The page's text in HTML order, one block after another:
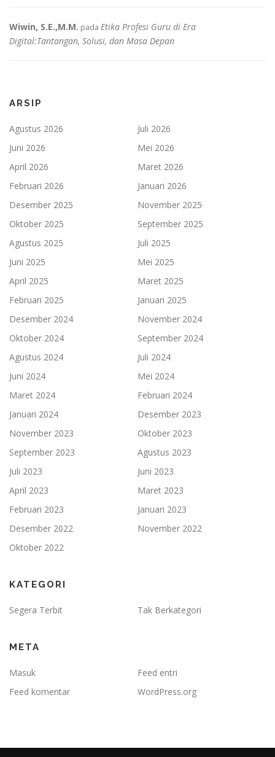
Wiwin, S.E.,M.M. pada Etika Profesi Guru di Era
Digital:Tantangan, Solusi, dan Masa Depan
ARSIP
Agustus 2026
Juli 2026
Juni 2026
Mei 2026
April 2026
Maret 2026
Februari 2026
Januari 2026
Desember 2025
November 2025
Oktober 2025
September 2025
Agustus 2025
Juli 2025
Juni 2025
Mei 2025
April 2025
Maret 2025
Februari 2025
Januari 2025
Desember 2024
November 2024
Oktober 2024
September 2024
Agustus 2024
Juli 2024
Juni 2024
Mei 2024
Maret 2024
Februari 2024
Januari 2024
Desember 2023
November 2023
Oktober 2023
September 2023
Agustus 2023
Juli 2023
Juni 2023
April 2023
Maret 2023
Februari 2023
Januari 2023
Desember 2022
November 2022
Oktober 2022
KATEGORI
Segera Terbit Tak Berkategori
META
Masuk
Feed entri
Feed komentar
WordPress.org